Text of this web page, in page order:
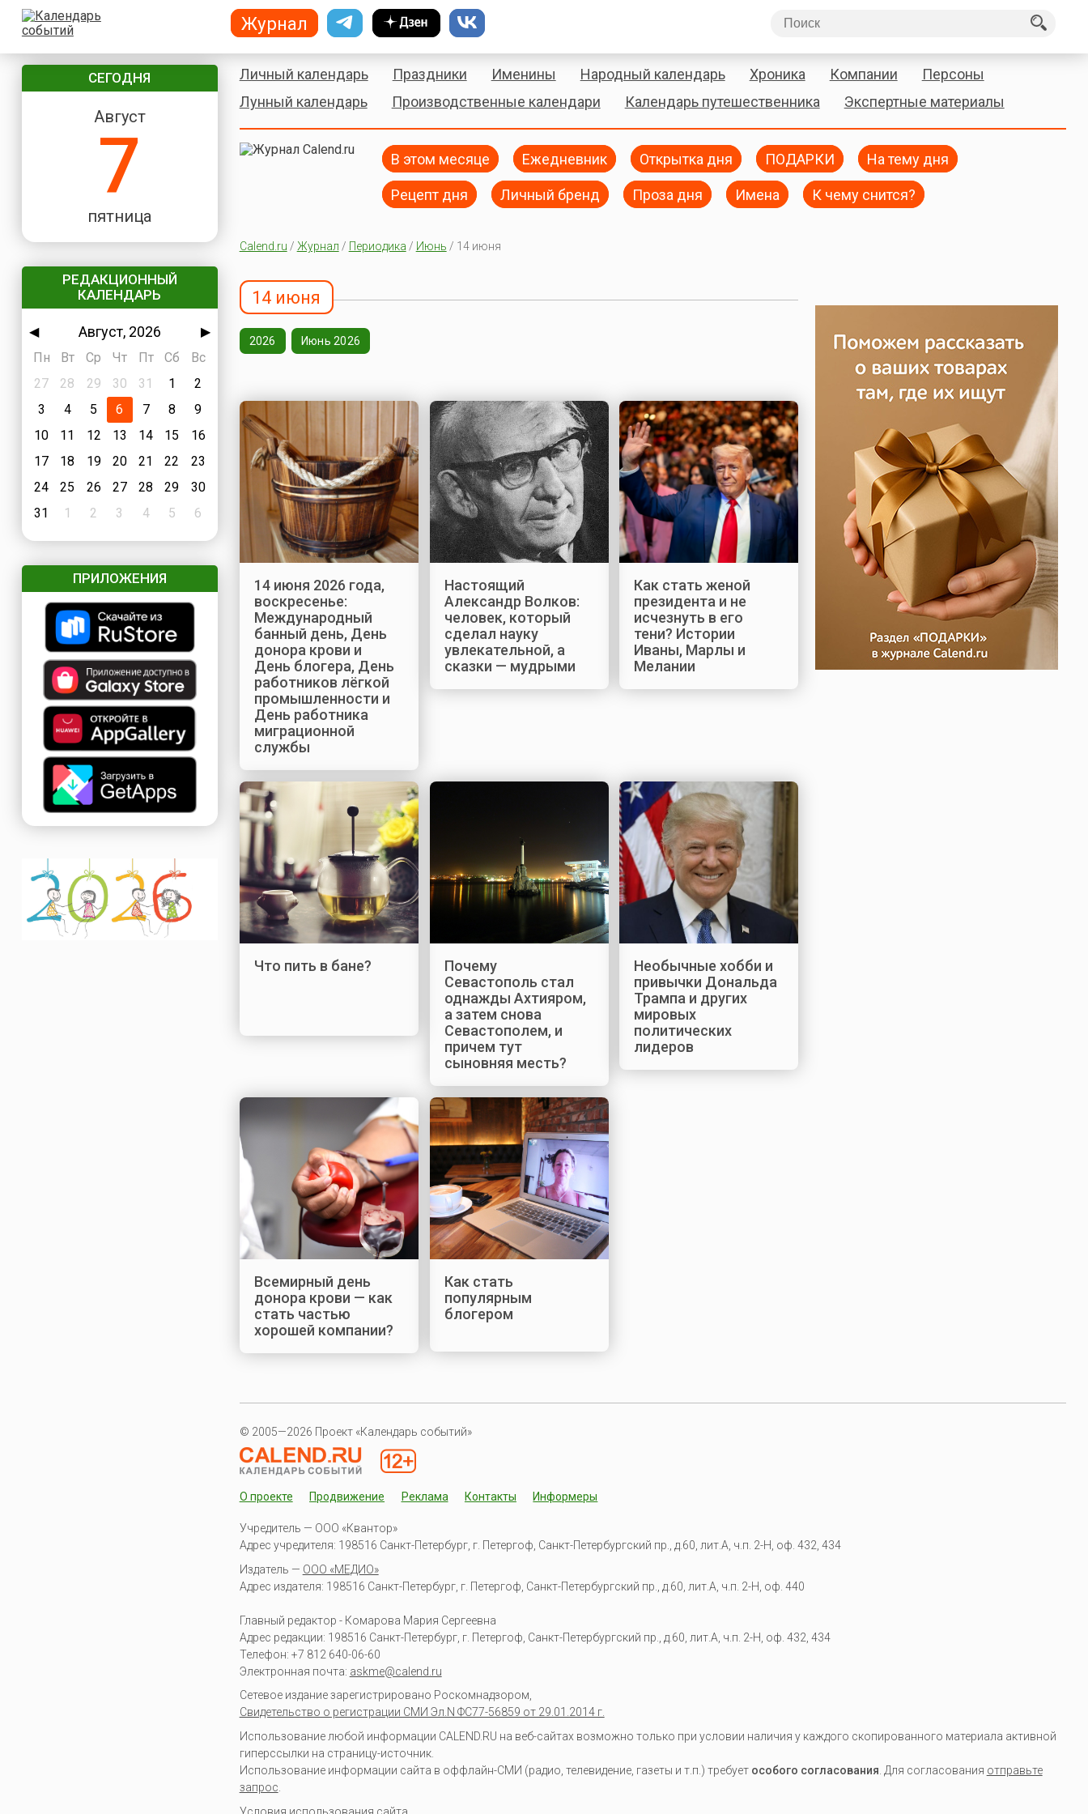
СЕГОДНЯ
Август
7
пятница
РЕДАКЦИОННЫЙ
КАЛЕНДАРЬ
◀ Август, 2026
▶
Пн
Вт Ср Чт Пт Сб
Вс
27
28 29 30 31 1
2
3
4 5 6 7 8
9
10
11 12 13 14 15
16
17
18 19 20 21 22
23
24
25 26 27 28 29
30
31
1 2 3 4 5 6
ПРИЛОЖЕНИЯ
Личный календарь Праздники Именины Народный календарь Хроника Компании
Персоны
Лунный календарь
Производственные календари Календарь путешественника Экспертные материалы
В этом месяце Ежедневник Открытка дня ПОДАРКИ На тему дня
Рецепт дня Личный бренд Проза дня Имена К чему снится?
Calend.ru / Журнал / Периодика / Июнь / 14 июня
14 июня
2026 Июнь 2026
14 июня 2026 года,
воскресенье:
Международный
банный день, День
донора крови и
День блогера, День
работников лёгкой
промышленности и
День работника
миграционной
службы
Настоящий
Александр Волков:
человек, который
сделал науку
увлекательной, а
сказки — мудрыми
Как стать женой
президента и не
исчезнуть в его
тени? Истории
Иваны, Марлы и
Мелании
Что пить в бане?
Почему
Севастополь стал
однажды Ахтияром,
а затем снова
Севастополем, и
причем тут
сыновняя месть?
Необычные хобби и
привычки Дональда
Трампа и других
мировых
политических
лидеров
Всемирный день
донора крови — как
стать частью
хорошей компании?
Как стать
популярным
блогером
© 2005—2026 Проект «Календарь событий»
О проекте Продвижение Реклама Контакты Информеры
Учредитель — ООО «Квантор»
Адрес учредителя: 198516 Санкт-Петербург, г. Петергоф, Санкт-Петербургский пр., д.60, лит.А, ч.п. 2-Н, оф. 432, 434
Издатель — ООО «МЕДИО»
Адрес издателя: 198516 Санкт-Петербург, г. Петергоф, Санкт-Петербургский пр., д.60, лит.А, ч.п. 2-Н, оф. 440
Главный редактор - Комарова Мария Сергеевна
Адрес редакции: 198516 Санкт-Петербург, г. Петергоф Санкт-Петербургский пр., д.60, лит.А, ч.п. 2-Н, оф. 432, 434
Телефон: +7 812 640-06-60
Электронная почта: askme@calend.ru
Сетевое издание зарегистрировано Роскомнадзором,
Свидетельство о регистрации СМИ Эл.N ФС77-56859 от 29.01.2014 г.
Использование любой информации CALEND.RU на веб-сайтах возможно только при условии наличия у каждого скопированного материала активной
гиперссылки на страницу-источник.
Использование информации сайта в оффлайн-СМИ (радио, телевидение, газеты и т.п.) требует особого согласования . Для согласования отправьте
запрос
Журнал